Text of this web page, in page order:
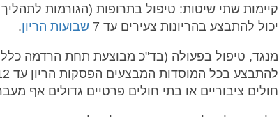
קיימות שתי שיטות: טיפול בתרופות (הגורמות
יכול להתבצע בהריונות צעירים עד 7
שבועות הריון.
מנגד, טיפול בפעולה (בד"כ מבוצעת תחת הרדמה
חולים ציבוריים או בתי חולים פרטיים גדולים אף מעבר ל – 12 שבועות